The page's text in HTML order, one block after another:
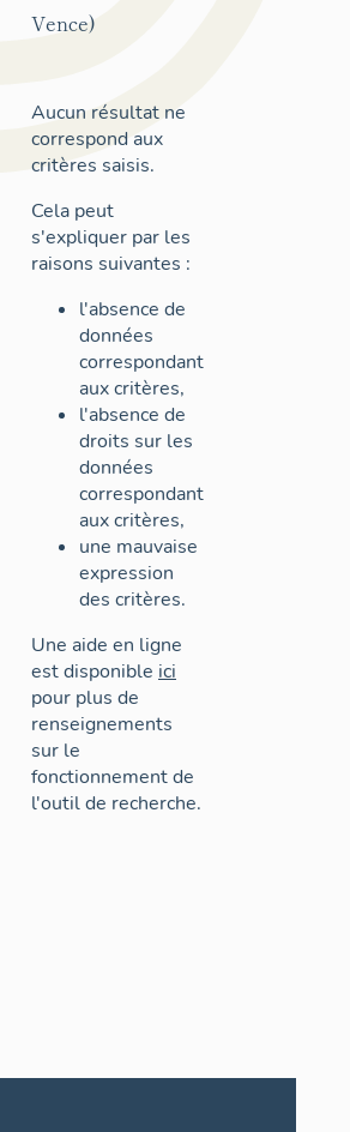
Vence)
Aucun résultat ne
correspond aux
critères saisis.
Cela peut
s'expliquer par les
raisons suivantes :
l'absence de
données
correspondant
aux critères,
l'absence de
droits sur les
données
correspondant
aux critères,
une mauvaise
expression
des critères.
Une aide en ligne
est disponible ici
pour plus de
renseignements
sur le
fonctionnement de
l'outil de recherche.